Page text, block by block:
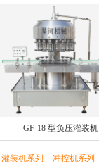
GF-18 型负压灌装机
灌装机系列 冲控机系列